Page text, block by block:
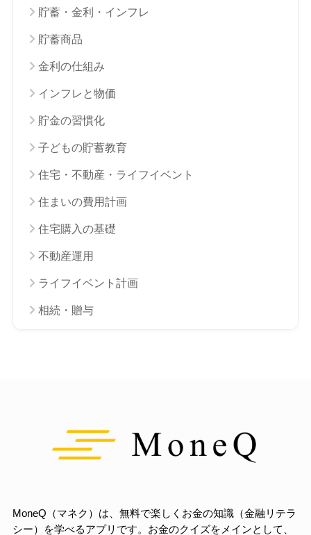
貯蓄・金利・インフレ
貯蓄商品
金利の仕組み
インフレと物価
貯金の習慣化
子どもの貯蓄教育
住宅・不動産・ライフイベント
住まいの費用計画
住宅購入の基礎
不動産運用
ライフイベント計画
相続・贈与
MoneQ（マネク）は、無料で楽しくお金の知識（金融リテラ
シー）を学べるアプリです。お金のクイズをメインとして、